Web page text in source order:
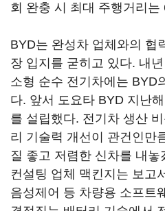
회 완충 시 최대 주행거리는
BYD는 완성차 업체와의 협
장 입지를 굳히고 있다. 내
소형 순수 전기차에는 BYD
다. 앞서 도요타 BYD 지난
를 설립했다. 전기차 생산
리 기술력 개선이 관건인만
질 좋고 저렴한 신차를 내놓
컨설팅 업체 맥킨지는 보고
음성제어 등 차량용 소프트